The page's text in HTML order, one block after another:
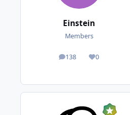
Einstein
Members
138
posts 0
Reputation